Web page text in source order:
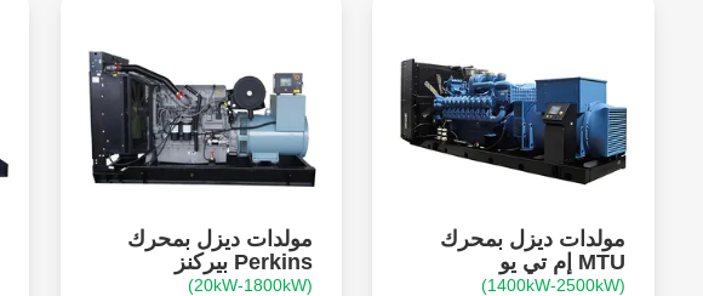
مولدات ديزل بمحرك
MTU إم تي يو
(1400kW-2500kW)
مولدات ديزل بمحرك
Perkins بيركنز
(20kW-1800kW)